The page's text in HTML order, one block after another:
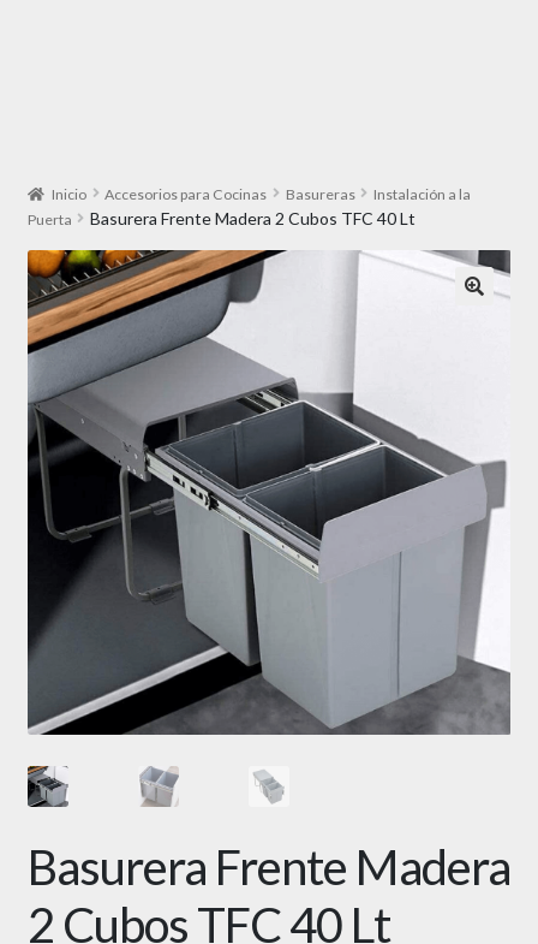
Inicio Accesorios para Cocinas Basureras
Instalación a la
Puerta
Basurera Frente Madera 2 Cubos TFC 40 Lt
Basurera Frente Madera
2 Cubos TFC 40 Lt